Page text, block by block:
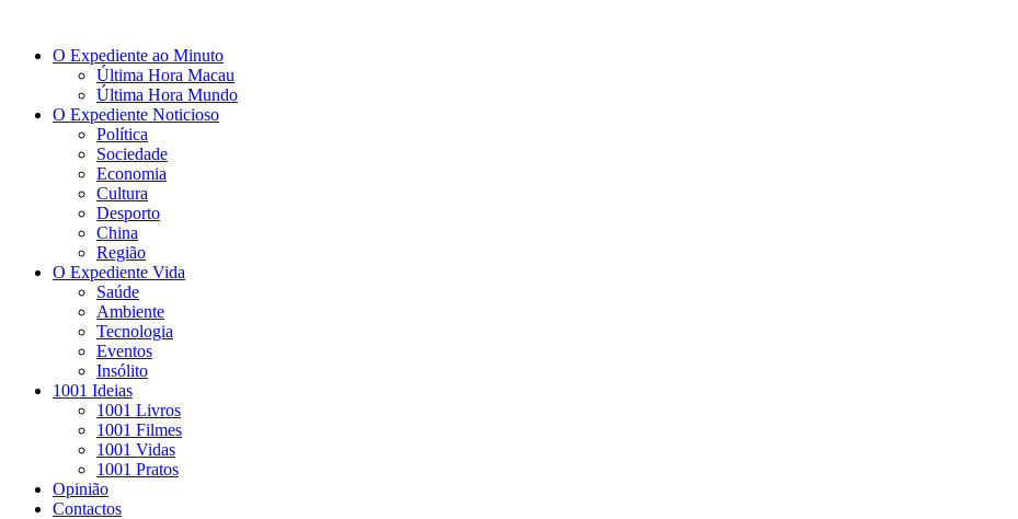
O Expediente ao Minuto
Última Hora Macau
Última Hora Mundo
O Expediente Noticioso
Política
Sociedade
Economia
Cultura
Desporto
China
Região
O Expediente Vida
Saúde
Ambiente
Tecnologia
Eventos
Insólito
1001 Ideias
1001 Livros
1001 Filmes
1001 Vidas
1001 Pratos
Opinião
Contactos